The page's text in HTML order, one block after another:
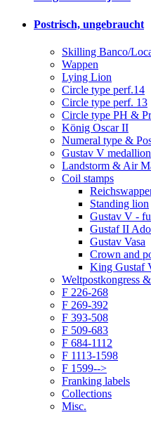
Postrisch, ungebraucht
Skilling Banco/
Wappen
Lying Lion
Circle type perf.14
Circle type perf. 13
Circle type PH &
König Oscar II
Numeral type &
Gustav V medallion
Landstorm & Air
Coil stamps
Standing lion
Gustav V -
Gustaf II
Gustav Vasa
Crown and
King Gustaf
Weltpostkongress
F 226-268
F 269-392
F 393-508
F 509-683
F 684-1112
F 1113-1598
F 1599-->
Franking labels
Collections
Misc.